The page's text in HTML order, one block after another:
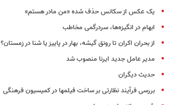
یک عکس از سکانس حذف شده «من مادر هستم»
ابهام در انگیزه‌ها، سردرگمی مخاطب
از بحران اکران تا رونق گیشه، بهار در پاییز یا شنا در زمستان؟
مدیر عامل جدید ایرنا منصوب شد
حدیث دیگران
بررسی فرآیند نظارتی بر ساخت فیلمها در کمیسیون فرهنگی